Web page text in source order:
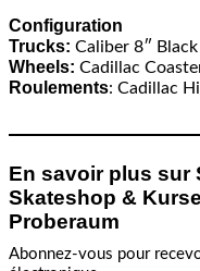
Configuration
Trucks: Caliber 8″
Wheels: Cadillac
Roulements: Cadillac
En savoir plus sur
Skateshop &
Proberaum
Abonnez-vous pour